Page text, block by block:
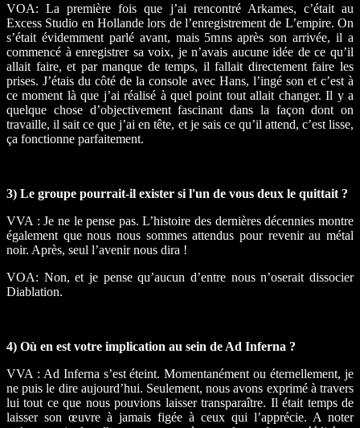
VOA: La première fois que j’ai rencontré Arkames, c’était au
Excess Studio en Hollande lors de l’enregistrement de L’empire. On
s’était évidemment parlé avant, mais 5mns après son arrivée, il a
commencé à enregistrer sa voix, je n’avais aucune idée de ce qu’il
allait faire, et par manque de temps, il fallait directement faire les
prises. J’étais du côté de la console avec Hans, l’ingé son et c’est à
ce moment là que j’ai réalisé à quel point tout allait changer. Il y a
quelque chose d’objectivement fascinant dans la façon dont on
travaille, il sait ce que j’ai en tête, et je sais ce qu’il attend, c’est lisse,
ça fonctionne parfaitement.
3) Le groupe pourrait-il exister si l'un de vous deux le quittait ?
VVA : Je ne le pense pas. L’histoire des dernières décennies montre
également que nous nous sommes attendus pour revenir au métal
noir. Après, seul l’avenir nous dira !
VOA: Non, et je pense qu’aucun d’entre nous n’oserait dissocier
Diablation.
4) Où en est votre implication au sein de Ad Inferna ?
VVA : Ad Inferna s’est éteint. Momentanément ou éternellement, je
ne puis le dire aujourd’hui. Seulement, nous avons exprimé à travers
lui tout ce que nous pouvions laisser transparaître. Il était temps de
laisser son œuvre à jamais figée à ceux qui l’apprécie. A noter